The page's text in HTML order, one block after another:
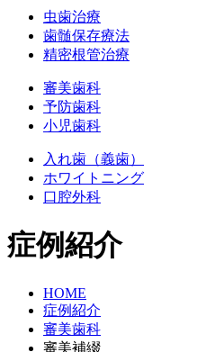
虫歯治療
歯髄保存療法
精密根管治療
審美歯科
予防歯科
小児歯科
入れ歯（義歯）
ホワイトニング
口腔外科
症例紹介
HOME
症例紹介
審美歯科
審美補綴